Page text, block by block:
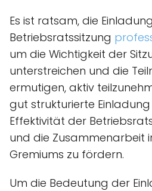
Es ist ratsam, die
Betriebsratssitzung
um die Wichtigkeit der
unterstreichen und die
ermutigen, aktiv
gut strukturierte
Effektivität der
und die Zusammenarbeit
Gremiums zu fördern.
Um die Bedeutung der